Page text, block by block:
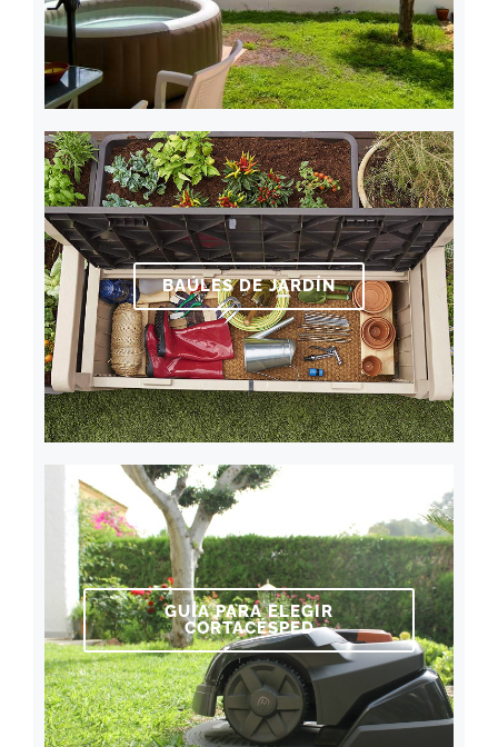
BAÚLES DE JARDÍN
GUÍA PARA ELEGIR
CORTACÉSPED